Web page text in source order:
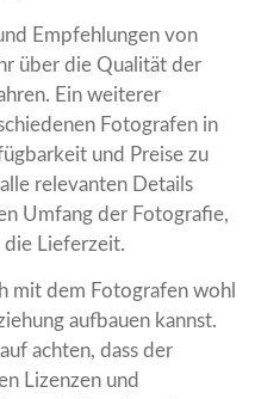
Empfehlungen von
über die Qualität der
Ein weiterer
Fotografen in
und Preise zu
relevanten Details
Umfang der Fotografie,
Lieferzeit.
mit dem Fotografen wohl
aufbauen kannst.
achten, dass der
Lizenzen und